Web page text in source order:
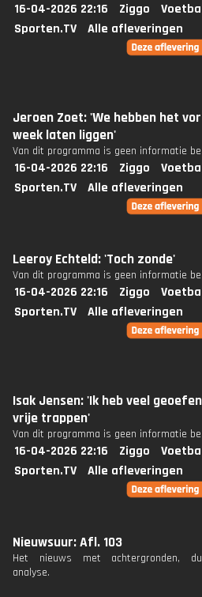
16-04-2026 22:16 Ziggo
Sporten.TV
Alle afleveringen
Jeroen Zoet: 'We hebben het
week laten liggen'
Van dit programma is geen informatie
16-04-2026 22:16 Ziggo
Sporten.TV
Alle afleveringen
Leeroy Echteld: 'Toch zonde'
Van dit programma is geen informatie
16-04-2026 22:16 Ziggo
Sporten.TV
Alle afleveringen
Isak Jensen: 'Ik heb veel
vrije trappen'
Van dit programma is geen informatie
16-04-2026 22:16 Ziggo
Sporten.TV
Alle afleveringen
Nieuwsuur: Afl. 103
Het nieuws met achtergronden,
analyse.